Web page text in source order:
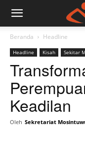
Beranda Headline
Headline Kisah Sekitar
Keadilan
Oleh Sekretariat